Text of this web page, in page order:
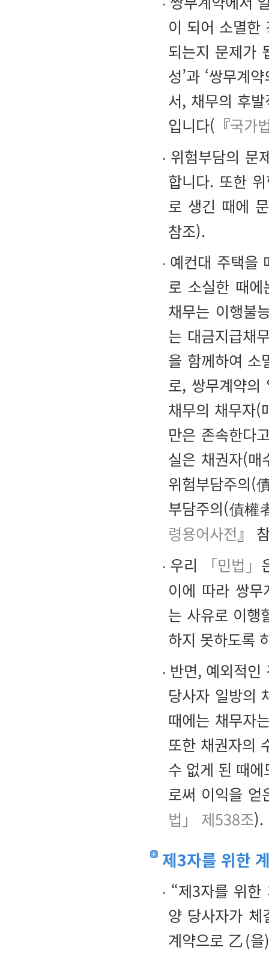
이 되어 소멸한
되는지 문제가
성’과 ‘쌍무계
서, 채무의 후
입니다(『국가
위험부담의 문
합니다. 또한
로 생긴 때에
참조).
예컨대 주택을
로 소실한 때에
채무는 이행불
는 대금지급채
을 함께하여 소
로, 쌍무계약의
채무의 채무자(
만은 존속한다
실은 채권자(
위험부담주의(
부담주의(債權
령용어사전』
우리
「민법」
이에 따라 쌍
는 사유로 이행
하지 못하도록
반면, 예외적인
당사자 일방의
때에는 채무자
또한 채권자의
수 없게 된 때
로써 이익을 얻
법」 제538조).
제3자를 위한
“제3자를 위
양 당사자가
계약으로 乙(